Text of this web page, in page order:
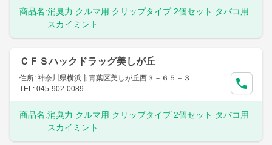
商品名:消臭力 クルマ用 クリップタイプ 2個セット タバコ用
スカイミント
ＣＦＳハックドラッグ美しが丘
住所: 神奈川県横浜市青葉区美しが丘西３－６５－３
TEL: 045-902-0089
商品名:消臭力 クルマ用 クリップタイプ 2個セット タバコ用
スカイミント